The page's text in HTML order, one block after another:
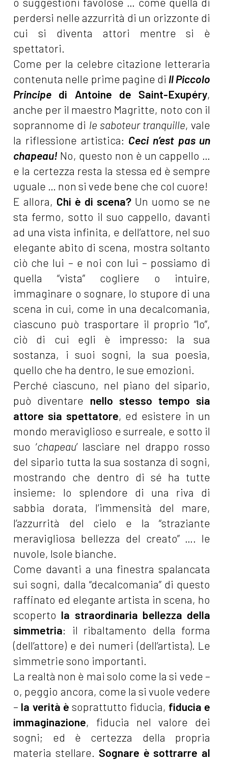
perdersi nelle azzurrità di un orizzonte di
cui si diventa attori mentre si è
spettatori.
Come per la celebre citazione letteraria
contenuta nelle prime pagine di Il Piccolo
Principe di Antoine de Saint-Exupéry,
anche per il maestro Magritte, noto con il
soprannome di le saboteur tranquille, vale
la riflessione artistica: Ceci n’est pas un
chapeau! No, questo non è un cappello …
e la certezza resta la stessa ed è sempre
uguale … non si vede bene che col cuore!
E allora, Chi è di scena? Un uomo se ne
sta fermo, sotto il suo cappello, davanti
ad una vista infinita, e dell’attore, nel suo
elegante abito di scena, mostra soltanto
ciò che lui – e noi con lui – possiamo di
quella “vista” cogliere o intuire,
immaginare o sognare, lo stupore di una
scena in cui, come in una decalcomania,
ciascuno può trasportare il proprio “Io”,
ciò di cui egli è impresso: la sua
sostanza, i suoi sogni, la sua poesia,
quello che ha dentro, le sue emozioni.
Perché ciascuno, nel piano del sipario,
può diventare nello stesso tempo sia
attore sia spettatore, ed esistere in un
mondo meraviglioso e surreale, e sotto il
suo ‘chapeau’ lasciare nel drappo rosso
del sipario tutta la sua sostanza di sogni,
mostrando che dentro di sé ha tutte
insieme: lo splendore di una riva di
sabbia dorata, l’immensità del mare,
l’azzurrità del cielo e la “straziante
meravigliosa bellezza del creato” …. le
nuvole, Isole bianche.
Come davanti a una finestra spalancata
sui sogni, dalla “decalcomania” di questo
raffinato ed elegante artista in scena, ho
scoperto la straordinaria bellezza della
simmetria: il ribaltamento della forma
(dell’attore) e dei numeri (dell’artista). Le
simmetrie sono importanti.
La realtà non è mai solo come la si vede –
o, peggio ancora, come la si vuole vedere
– la verità è soprattutto fiducia, fiducia e
immaginazione, fiducia nel valore dei
sogni; ed è certezza della propria
materia stellare. Sognare è sottrarre al